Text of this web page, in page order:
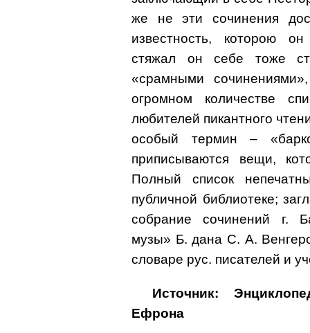
же не эти сочинения
известность, которою
стяжал он себе тоже
«срамными
огромном количестве
любителей пикантного
особый термин –
приписываются вещи,
Полный список
публичной библиотеке;
собрание сочинений г.
музы» Б. дана С. А.
словаре рус. писателей и
Источник:
Ефрона